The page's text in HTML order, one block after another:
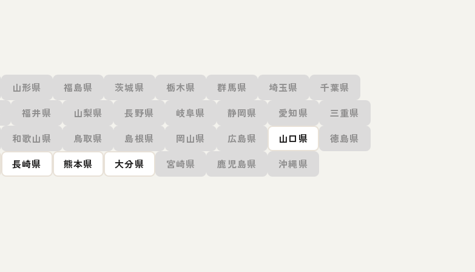
山形県 福島県 茨城県 栃木県 群馬県 埼玉県
千葉県
福井県 山梨県 長野県 岐阜県 静岡県 愛知県
三重県
和歌山県 鳥取県 島根県 岡山県 広島県 山口県
徳島県
長崎県 熊本県 大分県 宮崎県 鹿児島県 沖縄県